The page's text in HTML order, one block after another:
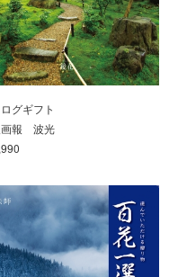
グギフト
画報 波光